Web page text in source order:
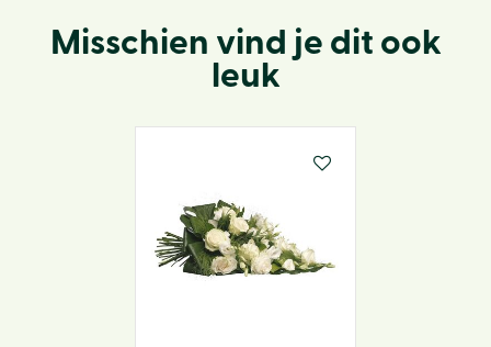
Misschien vind je dit ook
leuk